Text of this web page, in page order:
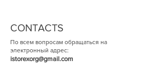
CONTACTS
По всем вопросам обращаться на
электронный адрес:
istorexorg@gmail.com